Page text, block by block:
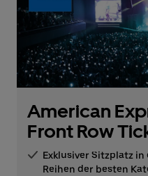
American
Front Row
Exklusiver Sitzplatz
Reihen der besten